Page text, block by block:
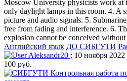
Moscow University physicists work at
only daylight lamps in this room. 4. A
picture and audio signals. 5.
free from fading and interference. 6.
explosion cannot be conceived
Английский язык ДО СИБГУТИ
Aleksandr20 : 10 ноября 2022
100 руб.